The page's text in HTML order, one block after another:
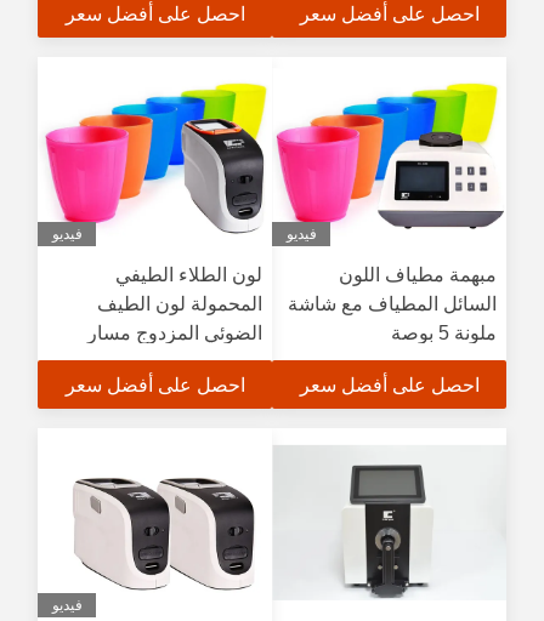
احصل على أفضل سعر
احصل على أفضل سعر
فيديو
مبهمة مطياف اللون
السائل المطياف مع شاشة
ملونة 5 بوصة
احصل على أفضل سعر
فيديو
لون الطلاء الطيفي
المحمولة لون الطيف
الضوئي المزدوج مسار
الاستشعار صفيف
احصل على أفضل سعر
فيديو